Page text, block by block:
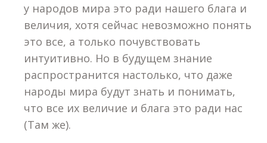
у народов мира это ради нашего блага и
величия, хотя сейчас невозможно понять
это все, а только почувствовать
интуитивно. Но в будущем знание
распространится настолько, что даже
народы мира будут знать и понимать,
что все их величие и блага это ради нас
(Там же).